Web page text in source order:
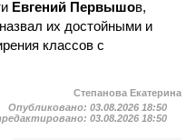
Евгений Первышов,
их достойными и
классов с
Степанова Екатерина
Опубликовано: 03.08.2026 18:50
03.08.2026 18:50